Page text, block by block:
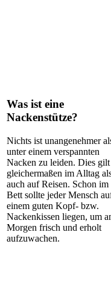
Was ist eine
Nackenstütze?
Nichts ist unangenehmer
unter einem verspannten
Nacken zu leiden. Dies gilt
gleichermaßen im Alltag
auch auf Reisen. Schon im
Bett sollte jeder Mensch
einem guten Kopf- bzw.
Nackenkissen liegen, um
Morgen frisch und erholt
aufzuwachen.